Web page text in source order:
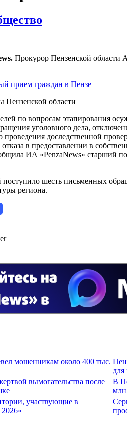
Прокурор Пензенской области
Пензенской области
по вопросам этапирования
уголовного дела,
доследственной
в предоставлении в
ИА «PenzaNews» старший
поступило шесть письменных
региона.
мошенникам около 400 тыс.
для
вымогательства после
В
участвующие в